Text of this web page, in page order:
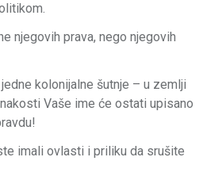
njegovih prava, nego njegovih
kolonijalne šutnje – u zemlji
Vaše ime će ostati upisano
imali ovlasti i priliku da srušite